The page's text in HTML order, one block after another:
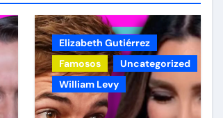
Elizabeth Gutiérrez
Famosos
Uncategorized
William Levy